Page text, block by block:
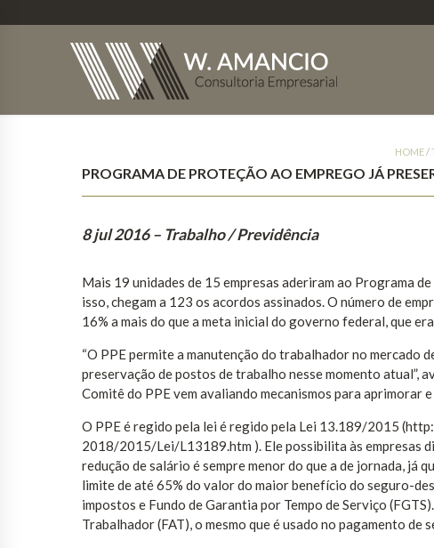
HOME/
PROGRAMA DE PROTEÇÃO AO EMPREGO JÁ
8 jul 2016 – Trabalho / Previdência
Mais 19 unidades de 15 empresas aderiram ao Programa
isso, chegam a 123 os acordos assinados. O número de
16% a mais do que a meta inicial do governo federal, que
“O PPE permite a manutenção do trabalhador no mercado
preservação de postos de trabalho nesse momento atual”,
Comitê do PPE vem avaliando mecanismos para aprimorar
O PPE é regido pela lei é regido pela Lei 13.189/2015
2018/2015/Lei/L13189.htm ). Ele possibilita às empresas
redução de salário é sempre menor do que a de jornada, já
limite de até 65% do valor do maior benefício do seguro-
impostos e Fundo de Garantia por Tempo de Serviço
Trabalhador (FAT), o mesmo que é usado no pagamento de